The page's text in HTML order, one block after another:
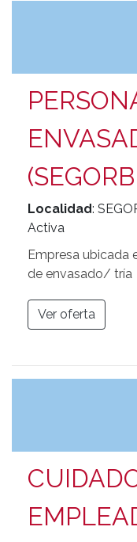
Localidad:
Activa
Empresa ubicada
de envasado/ tría
Ver oferta